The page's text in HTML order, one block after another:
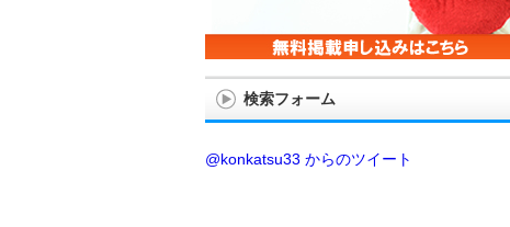
検索フォーム
@konkatsu33 からのツイート